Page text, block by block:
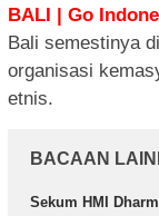
BALI | Go
Bali semestinya
organisasi
etnis.
BACAAN
Sekum HMI